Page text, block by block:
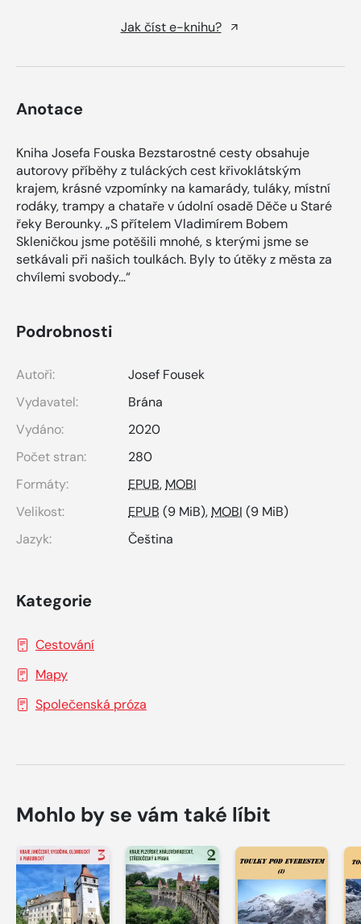
Jak číst e-knihu?
Anotace
Kniha Josefa Fouska Bezstarostné cesty obsahuje
autorovy příběhy z tuláckých cest křivoklátským
krajem, krásné vzpomínky na kamarády, tuláky, místní
rodáky, trampy a chataře v údolní osadě Děče u Staré
řeky Berounky. „S přítelem Vladimírem Bobem
Skleničkou jsme potěšili mnohé, s kterými jsme se
setkávali při našich toulkách. Byly to útěky z města za
chvílemi svobody…“
Podrobnosti
Autoři:
Josef Fousek
Vydavatel:
Brána
Vydáno:
2020
Počet stran:
280
Formáty:
EPUB, MOBI
Velikost:
EPUB (9 MiB), MOBI (9 MiB)
Jazyk:
Čeština
Kategorie
Cestování
Mapy
Společenská próza
Mohlo by se vám také líbit